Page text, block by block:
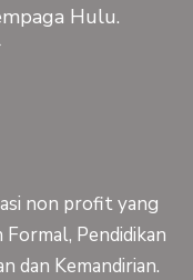
Hulu.
non profit yang
Pendidikan
dan Kemandirian.